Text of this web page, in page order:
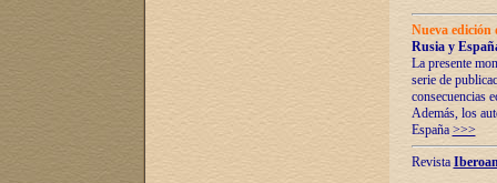
Nueva
Rusia y
La presente
serie de
consecuencias
Además, los
España >>>
Revista